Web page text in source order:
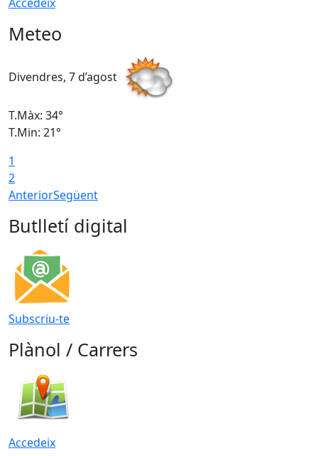
Meteo
Divendres, 7 d’agost
T.Màx: 34°
T.Min: 21°
1
2
AnteriorSegüent
Butlletí digital
Subscriu-te
Plànol / Carrers
Accedeix